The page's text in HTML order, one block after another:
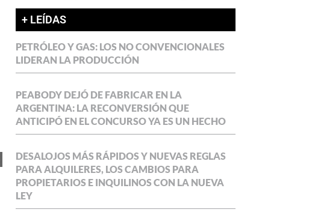
+ LEÍDAS
PETRÓLEO Y GAS: LOS NO CONVENCIONALES
LIDERAN LA PRODUCCIÓN
PEABODY DEJÓ DE FABRICAR EN LA
ARGENTINA: LA RECONVERSIÓN QUE
ANTICIPÓ EN EL CONCURSO YA ES UN HECHO
DESALOJOS MÁS RÁPIDOS Y NUEVAS REGLAS
PARA ALQUILERES, LOS CAMBIOS PARA
PROPIETARIOS E INQUILINOS CON LA NUEVA
LEY